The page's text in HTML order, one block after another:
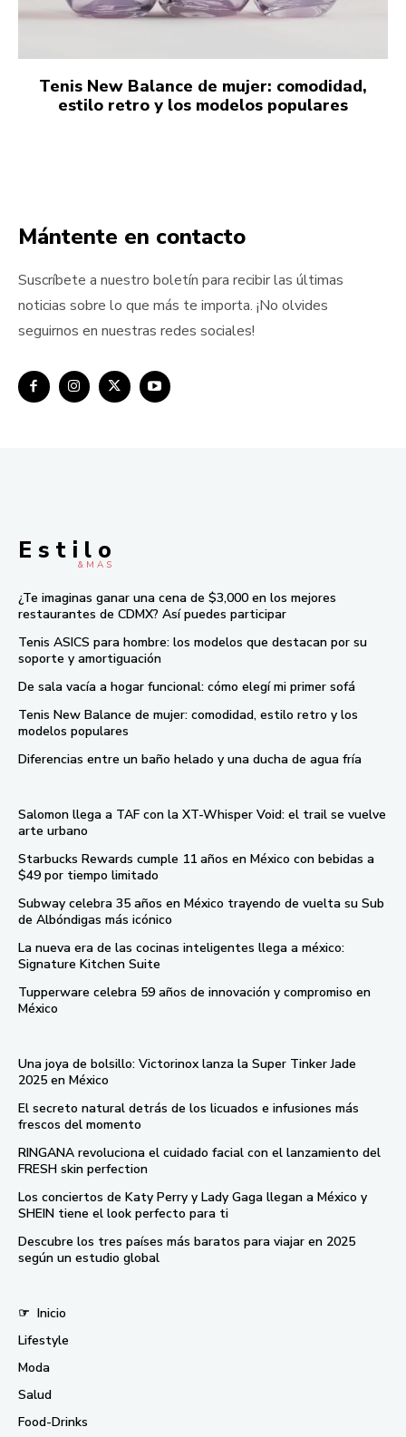
Tenis New Balance de mujer: comodidad,
estilo retro y los modelos populares
Mántente en contacto
Suscríbete a nuestro boletín para recibir las últimas
noticias sobre lo que más te importa. ¡No olvides
seguirnos en nuestras redes sociales!
E s t i l o
& M À S
¿Te imaginas ganar una cena de $3,000 en los mejores
restaurantes de CDMX? Así puedes participar
Tenis ASICS para hombre: los modelos que destacan por su
soporte y amortiguación
De sala vacía a hogar funcional: cómo elegí mi primer sofá
Tenis New Balance de mujer: comodidad, estilo retro y los
modelos populares
Diferencias entre un baño helado y una ducha de agua fría
Salomon llega a TAF con la XT-Whisper Void: el trail se vuelve
arte urbano
Starbucks Rewards cumple 11 años en México con bebidas a
$49 por tiempo limitado
Subway celebra 35 años en México trayendo de vuelta su Sub
de Albóndigas más icónico
La nueva era de las cocinas inteligentes llega a méxico:
Signature Kitchen Suite
Tupperware celebra 59 años de innovación y compromiso en
México
Una joya de bolsillo: Victorinox lanza la Super Tinker Jade
2025 en México
El secreto natural detrás de los licuados e infusiones más
frescos del momento
RINGANA revoluciona el cuidado facial con el lanzamiento del
FRESH skin perfection
Los conciertos de Katy Perry y Lady Gaga llegan a México y
SHEIN tiene el look perfecto para ti
Descubre los tres países más baratos para viajar en 2025
según un estudio global
☞ Inicio
Lifestyle
Moda
Salud
Food-Drinks